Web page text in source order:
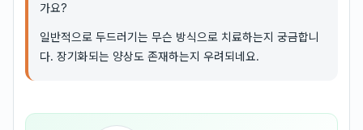
가요?
일반적으로 두드러기는 무슨 방식으로 치료하는지 궁금합니
다. 장기화되는 양상도 존재하는지 우려되네요.